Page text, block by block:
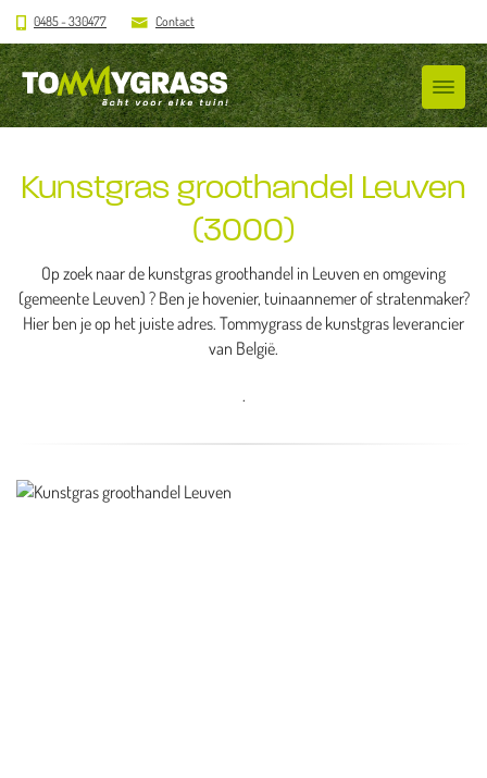
0485 - 330477 Contact
Kunstgras groothandel Leuven
(3000)
Op zoek naar de kunstgras groothandel in Leuven en omgeving
(gemeente Leuven) ? Ben je hovenier, tuinaannemer of stratenmaker?
Hier ben je op het juiste adres. Tommygrass de kunstgras leverancier
van België.
.